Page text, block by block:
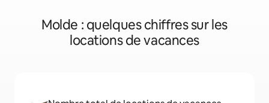
Molde : quelques chiffres sur les
locations de vacances